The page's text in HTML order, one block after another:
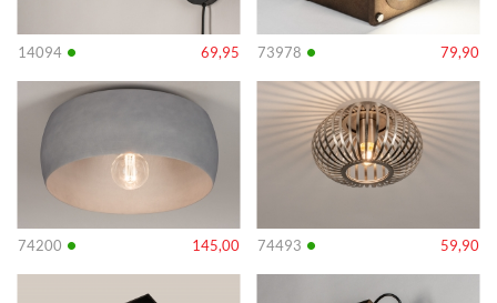
14094 • 69,95 73978 • 79,90
74200 • 145,00
Info
74493 • 59,90
Info
Info Info